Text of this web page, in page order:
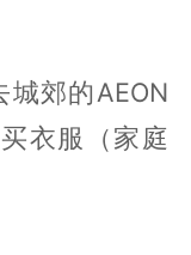
郊的AEON
衣服（家庭